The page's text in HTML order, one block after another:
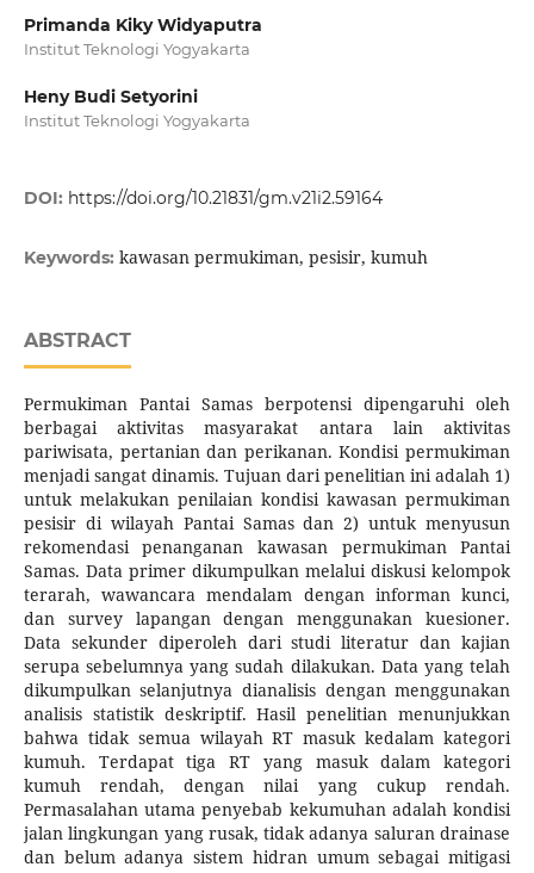
Primanda Kiky Widyaputra
Institut Teknologi Yogyakarta
Heny Budi Setyorini
Institut Teknologi Yogyakarta
DOI: https://doi.org/10.21831/gm.v21i2.59164
Keywords: kawasan permukiman, pesisir, kumuh
ABSTRACT
Permukiman Pantai Samas berpotensi dipengaruhi oleh
berbagai aktivitas masyarakat antara lain aktivitas
pariwisata, pertanian dan perikanan. Kondisi permukiman
menjadi sangat dinamis. Tujuan dari penelitian ini adalah 1)
untuk melakukan penilaian kondisi kawasan permukiman
pesisir di wilayah Pantai Samas dan 2) untuk menyusun
rekomendasi penanganan kawasan permukiman Pantai
Samas. Data primer dikumpulkan melalui diskusi kelompok
terarah, wawancara mendalam dengan informan kunci,
dan survey lapangan dengan menggunakan kuesioner.
Data sekunder diperoleh dari studi literatur dan kajian
serupa sebelumnya yang sudah dilakukan. Data yang telah
dikumpulkan selanjutnya dianalisis dengan menggunakan
analisis statistik deskriptif. Hasil penelitian menunjukkan
bahwa tidak semua wilayah RT masuk kedalam kategori
kumuh. Terdapat tiga RT yang masuk dalam kategori
kumuh rendah, dengan nilai yang cukup rendah.
Permasalahan utama penyebab kekumuhan adalah kondisi
jalan lingkungan yang rusak, tidak adanya saluran drainase
dan belum adanya sistem hidran umum sebagai mitigasi